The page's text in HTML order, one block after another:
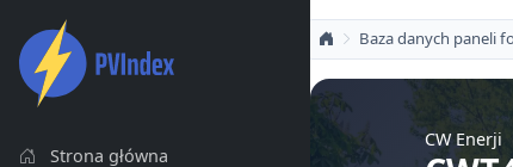
Strona główna
Baza danych paneli
CW Enerji